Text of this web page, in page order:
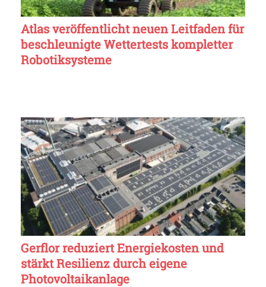
Atlas veröffentlicht neuen Leitfaden für
beschleunigte Wettertests kompletter
Robotiksysteme
Gerflor reduziert Energiekosten und
stärkt Resilienz durch eigene
Photovoltaikanlage